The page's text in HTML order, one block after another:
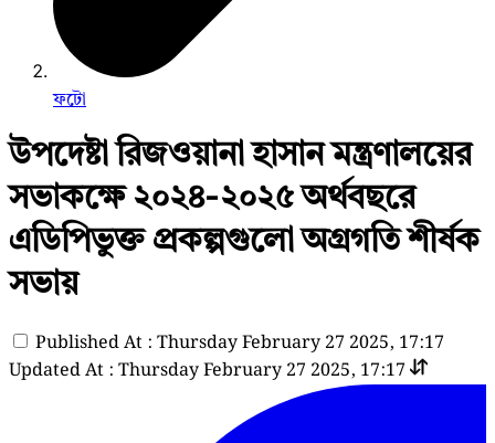
ফটো
উপদেষ্টা রিজওয়ানা হাসান মন্ত্রণালয়ের
সভাকক্ষে ২০২৪-২০২৫ অর্থবছরে
এডিপিভুক্ত প্রকল্পগুলো অগ্রগতি শীর্ষক
সভায়
Published At : Thursday February 27 2025, 17:17
Updated At : Thursday February 27 2025, 17:17